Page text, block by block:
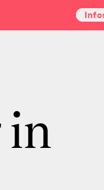
in